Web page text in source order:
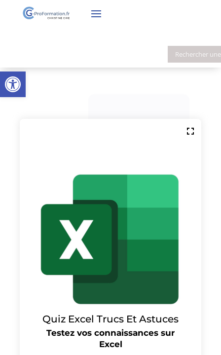
Ouvrir la barre d’outils
Quiz Excel Trucs Et Astuces
Testez vos connaissances sur
Excel